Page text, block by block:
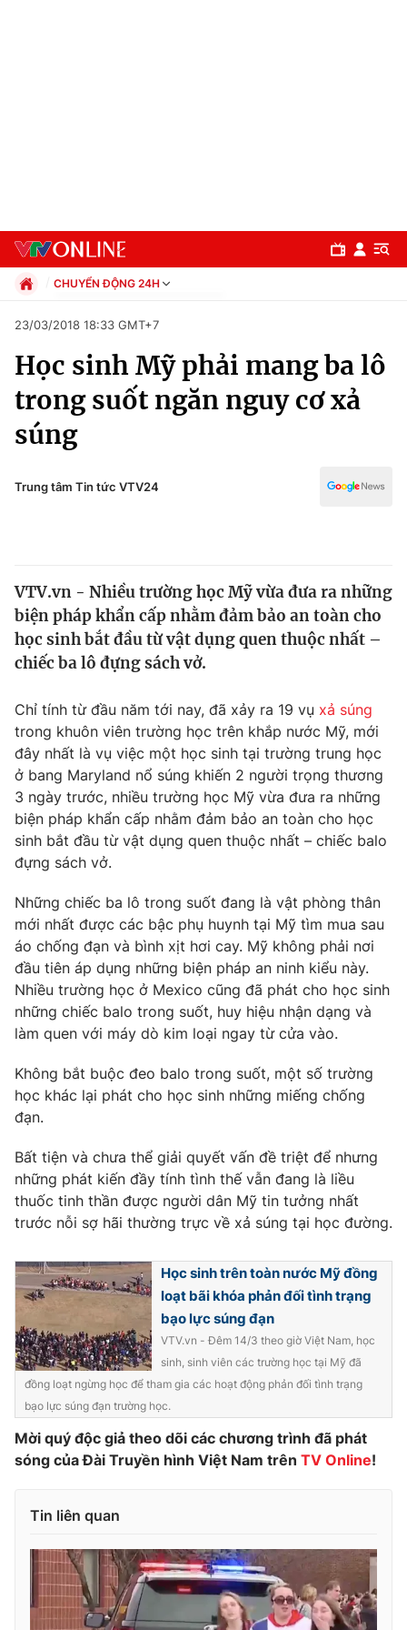
Chuyên mục
Chính trị
Thế giới
Tin tức
Câu chuyện quốc tế
Tài chính
Thị trường
Góc doanh nghiệp
Dữ liệu và đời sống
Truyền hình
Phim VTV
Hậu trường
Nhân vật
Khán giả
Giải sao mai
Giải trí
Điện ảnh
Âm nhạc
Sao
Du lịch
Làm đẹp
Chất lượng cuộc sống
Giáo dục
Tuyển sinh
Học trực tuyến
Công nghệ
Hitech Công nghệ tương lai
Sản phẩm
Thị trường
Giao lưu trực tuyến
Lịch phát sóng
Chuyên mục khác
Emagazine Podcast
Video Shorts video
VTV Money VTV Thể thao
VTV Sức khoẻ
Thị trường 24h Tấm lòng Việt
VTV4
VTV9 VTV8
Liên hệ tòa soạn English
CHUYỂN ĐỘNG 24H
Xã hội
Pháp luật
Thể thao
Truyền hình
Văn hóa - Giải trí
23/03/2018 18:33 GMT+7
Học sinh Mỹ phải mang ba lô
trong suốt ngăn nguy cơ xả
súng
Trung tâm Tin tức VTV24
VTV.vn - Nhiều trường học Mỹ vừa đưa ra những
biện pháp khẩn cấp nhằm đảm bảo an toàn cho
học sinh bắt đầu từ vật dụng quen thuộc nhất –
chiếc ba lô đựng sách vở.
Chỉ tính từ đầu năm tới nay, đã xảy ra 19 vụ xả súng
trong khuôn viên trường học trên khắp nước Mỹ, mới
đây nhất là vụ việc một học sinh tại trường trung học
ở bang Maryland nổ súng khiến 2 người trọng thương
3 ngày trước, nhiều trường học Mỹ vừa đưa ra những
biện pháp khẩn cấp nhằm đảm bảo an toàn cho học
sinh bắt đầu từ vật dụng quen thuộc nhất – chiếc balo
đựng sách vở.
Những chiếc ba lô trong suốt đang là vật phòng thân
mới nhất được các bậc phụ huynh tại Mỹ tìm mua sau
áo chống đạn và bình xịt hơi cay. Mỹ không phải nơi
đầu tiên áp dụng những biện pháp an ninh kiểu này.
Nhiều trường học ở Mexico cũng đã phát cho học sinh
những chiếc balo trong suốt, huy hiệu nhận dạng và
làm quen với máy dò kim loại ngay từ cửa vào.
Không bắt buộc đeo balo trong suốt, một số trường
học khác lại phát cho học sinh những miếng chống
đạn.
Bất tiện và chưa thể giải quyết vấn đề triệt để nhưng
những phát kiến đầy tính tình thế vẫn đang là liều
thuốc tinh thần được người dân Mỹ tin tưởng nhất
trước nỗi sợ hãi thường trực về xả súng tại học đường.
Học sinh trên toàn nước Mỹ đồng
loạt bãi khóa phản đối tình trạng
bạo lực súng đạn
VTV.vn - Đêm 14/3 theo giờ Việt Nam, học
sinh, sinh viên các trường học tại Mỹ đã
đồng loạt ngừng học để tham gia các hoạt động phản đối tình trạng
bạo lực súng đạn trường học.
Mời quý độc giả theo dõi các chương trình đã phát
sóng của Đài Truyền hình Việt Nam trên TV Online!
Tin liên quan